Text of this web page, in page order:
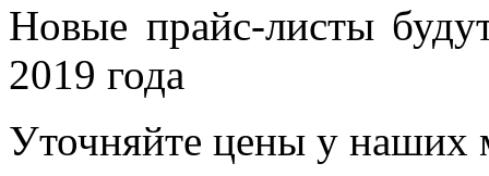
Новые прайс-листы
2019 года
Уточняйте цены у наших